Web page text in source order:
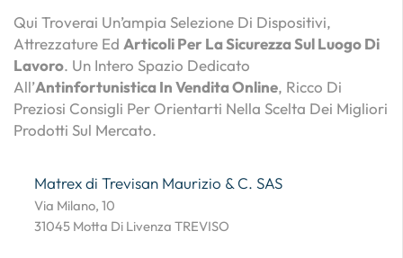
Qui Troverai Un’ampia Selezione Di Dispositivi,
Attrezzature Ed Articoli Per La Sicurezza Sul Luogo Di
Lavoro. Un Intero Spazio Dedicato
All’Antinfortunistica In Vendita Online, Ricco Di
Preziosi Consigli Per Orientarti Nella Scelta Dei Migliori
Prodotti Sul Mercato.
Matrex di Trevisan Maurizio & C. SAS
Via Milano, 10
31045 Motta Di Livenza TREVISO